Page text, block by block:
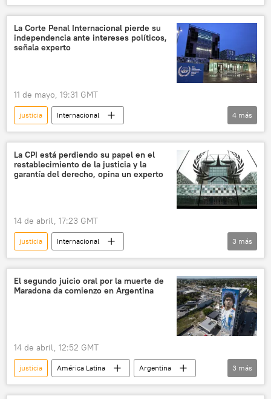
política Ucrania
ONU
estrecho de Kerch
Crimea
mar Negro
mar de Azov
La Corte Penal Internacional pierde su
independencia ante intereses políticos,
señala experto
11 de mayo, 19:31 GMT
justicia
Internacional
Corte Penal Internacional (CPI)
💬 Opinión y Análisis
política
🌍 Europa
4 más
La CPI está perdiendo su papel en el
restablecimiento de la justicia y la
garantía del derecho, opina un experto
14 de abril, 17:23 GMT
justicia
Internacional
💬 Opinión y Análisis
Corte Penal Internacional (CPI)
política
🌍 Europa
3 más
El segundo juicio oral por la muerte de
Maradona da comienzo en Argentina
14 de abril, 12:52 GMT
justicia América Latina
Argentina
Diego Maradona
👤 Gente
3 más